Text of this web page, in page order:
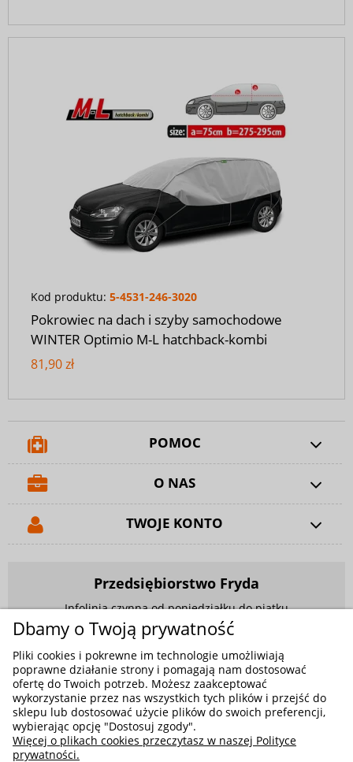
Kod produktu: 5-4531-246-3020
Pokrowiec na dach i szyby samochodowe
WINTER Optimio M-L hatchback-kombi
81,90 zł
POMOC
O NAS
TWOJE KONTO
Przedsiębiorstwo Fryda
Infolinia czynna od poniedziałku do piątku
w godzinach 9.00 - 17.00
881 703 704
E-mail:sklep@fryda.com.pl
Sklepy stacjonarne:
ul. Składowa 26, 34-400 Nowy Targ
ul. Żywiecka 91, 43-300 Bielsko-Biała
Dbamy o Twoją prywatność
Pliki cookies i pokrewne im technologie umożliwiają
poprawne działanie strony i pomagają nam dostosować
ofertę do Twoich potrzeb. Możesz zaakceptować
wykorzystanie przez nas wszystkich tych plików i przejść do
sklepu lub dostosować użycie plików do swoich preferencji,
wybierając opcję "Dostosuj zgody".
Więcej o plikach cookies przeczytasz w naszej Polityce
prywatności.